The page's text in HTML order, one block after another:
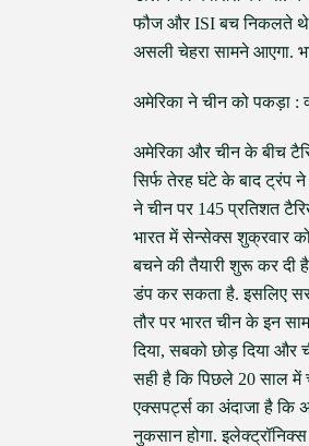
फौज और ISI बच निकलते थे.
असली चेहरा सामने आएगा.
अमेरिका ने चीन को पकड़ा :
अमेरिका और चीन के बीच
सिर्फ तेरह घंटे के बाद ट्रंप ने
ने चीन पर 145 प्रतिशत
भारत में सेन्सेक्स शुक्रवार
बचने की तैयारी शुरू कर दी
डंप कर सकता है. इसलिए
तौर पर भारत चीन के इन
दिया, सबको छोड़ दिया
सही है कि पिछले 20 साल में
एक्सपर्ट्स का अंदाजा है कि
नुकसान होगा.